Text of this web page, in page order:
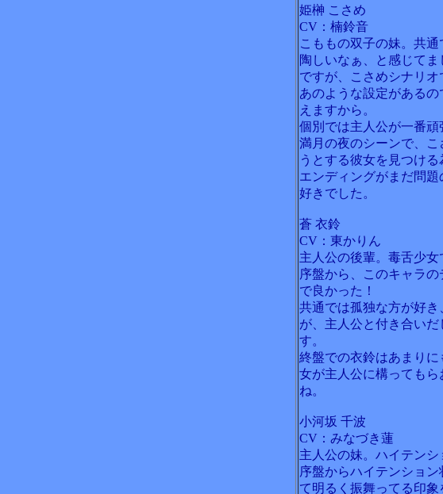
姫榊 こさめ
CV：楠鈴音
こももの双子の妹。共
陶しいなぁ、と感じてま
ですが、こさめシナリオ
あのような設定がある
えますから。
個別では主人公が一番頑
満月の夜のシーンで、
うとする彼女を見つける
エンディングがまだ問
好きでした。
蒼 衣鈴
CV：東かりん
主人公の後輩。毒舌少女
序盤から、このキャラ
で良かった！
共通では孤独な方が好
が、主人公と付き合い
す。
終盤での衣鈴はあまり
女が主人公に構っても
ね。
小河坂 千波
CV：みなづき蓮
主人公の妹。ハイテンシ
序盤からハイテンショ
て明るく振舞ってる印象